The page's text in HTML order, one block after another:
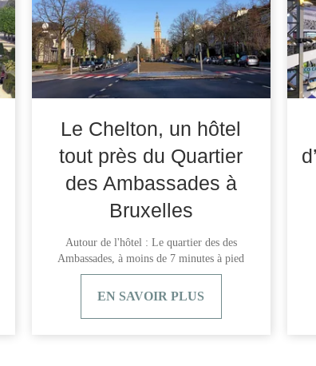
Le Chelton, un hôtel
tout près du Quartier
des Ambassades à
Bruxelles
Autour de l'hôtel : Le quartier des des
Ambassades, à moins de 7 minutes à pied
EN SAVOIR PLUS